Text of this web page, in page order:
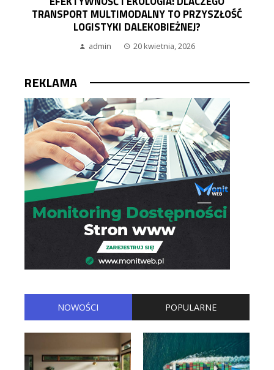
TRANSPORT MULTIMODALNY TO PRZYSZŁOŚĆ
LOGISTYKI DALEKOBIEŻNEJ?
admin 20 kwietnia, 2026
REKLAMA
NOWOŚCI POPULARNE